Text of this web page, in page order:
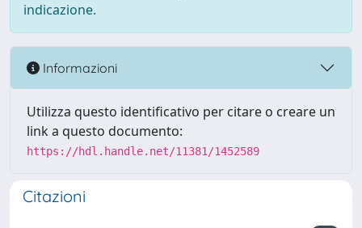
indicazione.
Informazioni
Utilizza questo identificativo per citare o creare un
link a questo documento:
https://hdl.handle.net/11381/1452589
Citazioni